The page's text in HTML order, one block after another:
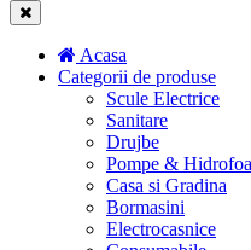
Acasa
Categorii de produse
Scule Electrice
Sanitare
Drujbe
Pompe &
Casa si Gradina
Bormasini
Electrocasnice